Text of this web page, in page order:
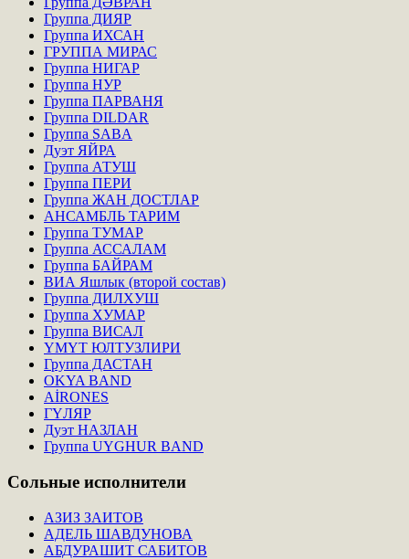
Группа ДИЯР
Группа ИХСАН
ГРУППА МИРАС
Группа НИГАР
Группа НУР
Группа ПАРВАНЯ
Группа DILDAR
Группа SABA
Дуэт ЯЙРА
Группа АТУШ
Группа ПЕРИ
Группа ЖАН ДОСТЛАР
АНСАМБЛЬ ТАРИМ
Группа ТУМАР
Группа АССАЛАМ
Группа БАЙРАМ
ВИА Яшлык (второй состав)
Группа ДИЛХУШ
Группа ХУМАР
Группа ВИСАЛ
ҮМҮТ ЮЛТУЗЛИРИ
Группа ДАСТАН
OKYA BAND
AİRONES
ГҮЛЯР
Дуэт НАЗЛАН
Группа UYGHUR BAND
Сольные исполнители
АЗИЗ ЗАИТОВ
АДЕЛЬ ШАВДУНОВА
АБДУРАШИТ САБИТОВ